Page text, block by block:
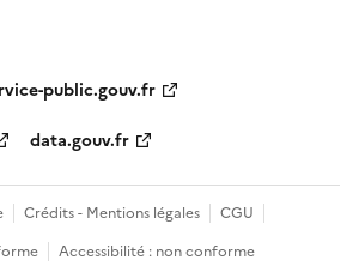
public.gouv.fr
data.gouv.fr
Crédits - Mentions légales
CGU
Accessibilité : non conforme